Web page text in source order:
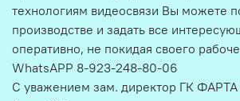
технологиям видеосвязи Вы можете
производстве и задать все
оперативно, не покидая своего
WhatsAPP 8-923-248-80-06
С уважением зам. директор ГК